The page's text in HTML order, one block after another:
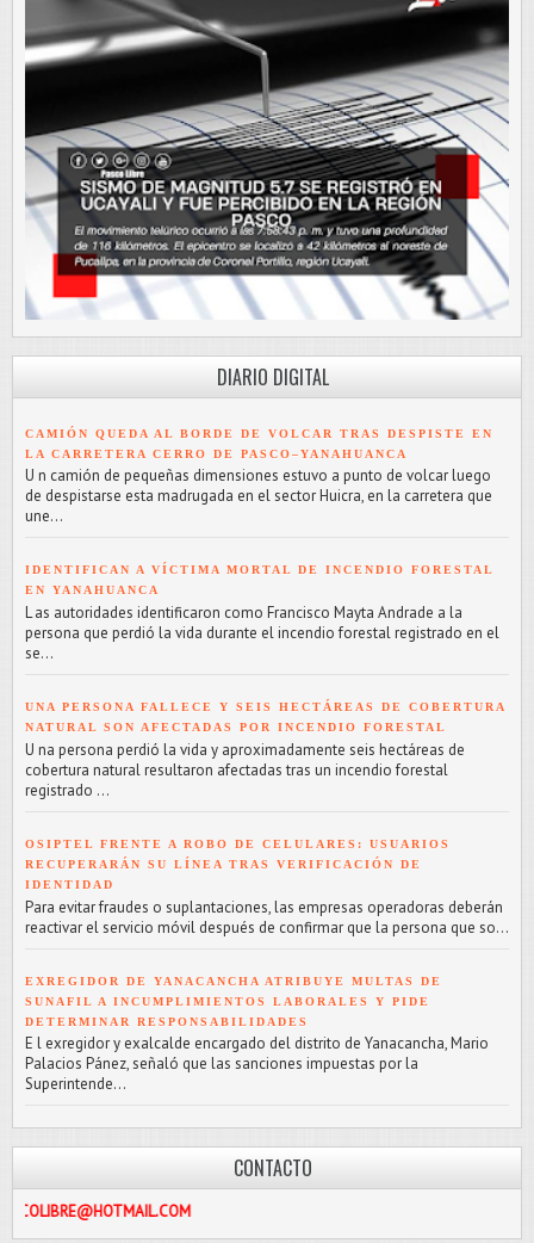
DIARIO DIGITAL
CAMIÓN QUEDA AL BORDE DE VOLCAR TRAS DESPISTE EN
LA CARRETERA CERRO DE PASCO–YANAHUANCA
U n camión de pequeñas dimensiones estuvo a punto de volcar luego
de despistarse esta madrugada en el sector Huicra, en la carretera que
une...
IDENTIFICAN A VÍCTIMA MORTAL DE INCENDIO FORESTAL
EN YANAHUANCA
L as autoridades identificaron como Francisco Mayta Andrade a la
persona que perdió la vida durante el incendio forestal registrado en el
se...
UNA PERSONA FALLECE Y SEIS HECTÁREAS DE COBERTURA
NATURAL SON AFECTADAS POR INCENDIO FORESTAL
U na persona perdió la vida y aproximadamente seis hectáreas de
cobertura natural resultaron afectadas tras un incendio forestal
registrado ...
OSIPTEL FRENTE A ROBO DE CELULARES: USUARIOS
RECUPERARÁN SU LÍNEA TRAS VERIFICACIÓN DE
IDENTIDAD
Para evitar fraudes o suplantaciones, las empresas operadoras deberán
reactivar el servicio móvil después de confirmar que la persona que so...
EXREGIDOR DE YANACANCHA ATRIBUYE MULTAS DE
SUNAFIL A INCUMPLIMIENTOS LABORALES Y PIDE
DETERMINAR RESPONSABILIDADES
E l exregidor y exalcalde encargado del distrito de Yanacancha, Mario
Palacios Pánez, señaló que las sanciones impuestas por la
Superintende...
CONTACTO